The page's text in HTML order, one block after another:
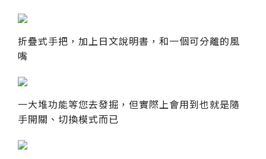
折疊式手把，加上日文說明書，和一個可分離的風
嘴
一大堆功能等您去發掘，但實際上會用到也就是隨
手開關、切換模式而已